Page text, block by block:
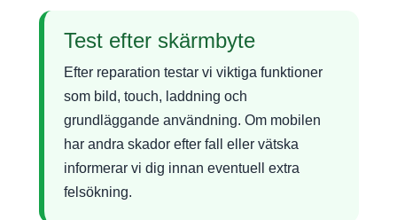
Test efter skärmbyte
Efter reparation testar vi viktiga funktioner
som bild, touch, laddning och
grundläggande användning. Om mobilen
har andra skador efter fall eller vätska
informerar vi dig innan eventuell extra
felsökning.